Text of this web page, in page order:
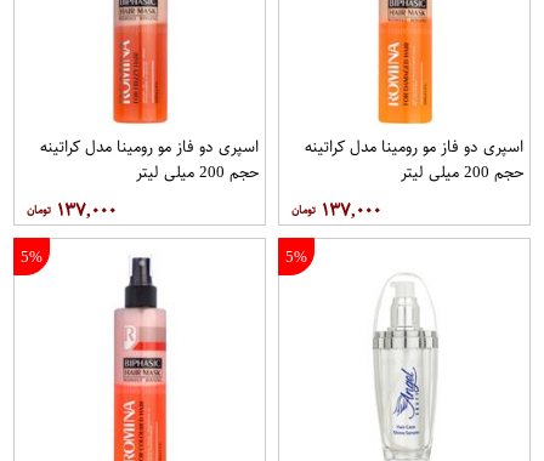
اسپری دو فاز مو رومینا مدل کراتینه
حجم 200 میلی لیتر
۱۳۷,۰۰۰
اسپری دو فاز مو رومینا مدل کراتینه
حجم 200 میلی لیتر
۱۳۷,۰۰۰
5%
5%